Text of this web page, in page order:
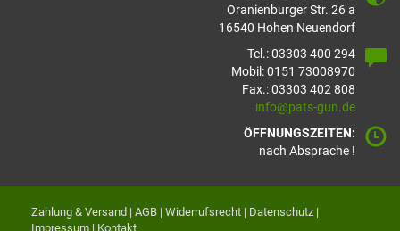
Oranienburger Str. 26 a
16540 Hohen Neuendorf
Tel.: 03303 400 294
Mobil: 0151 73008970
Fax.: 03303 402 808
info@pats-gun.de
ÖFFNUNGSZEITEN:
nach Absprache !
Zahlung & Versand | AGB | Widerrufsrecht | Datenschutz |
Impressum | Kontakt